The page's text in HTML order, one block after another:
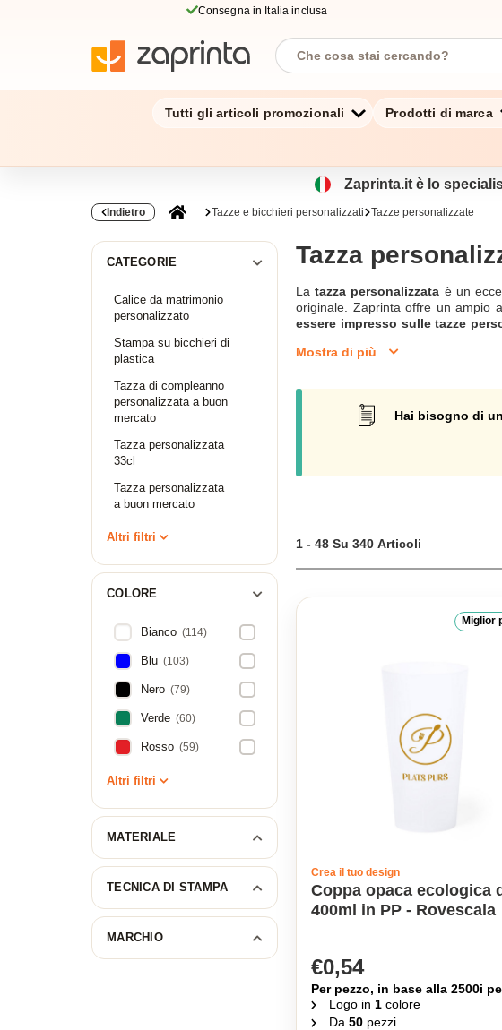
Consegna in Italia inclusa
Tutti gli articoli promozionali Prodotti di marca
Zaprinta.it è lo
Indietro Tazze e bicchieri personalizzati Tazze personalizzate
CATEGORIE
Calice da matrimonio
personalizzato
Stampa su bicchieri di
plastica
Tazza di compleanno
personalizzata a buon
mercato
Tazza personalizzata
33cl
Tazza personalizzata
a buon mercato
Altri filtri
COLORE
Bianco (114)
Blu (103)
Nero (79)
Verde (60)
Rosso (59)
Altri filtri
MATERIALE
TECNICA DI STAMPA
MARCHIO
Tazza
Latazza personalizzata è un
originale. Zaprinta offre un ampio
essere impresso sulle tazze
vi consigliamo di privilegiare i
Ordinate le vostre tazze
Mostra di più
Hai bisogno di
1 - 48 Su 340 Articoli
Miglior
Crea il tuo design
Coppa opaca ecologica
400ml in PP - Rovescala
€0,54
Per pezzo, in base alla 2500i
Logo in 1 colore
Da 50 pezzi